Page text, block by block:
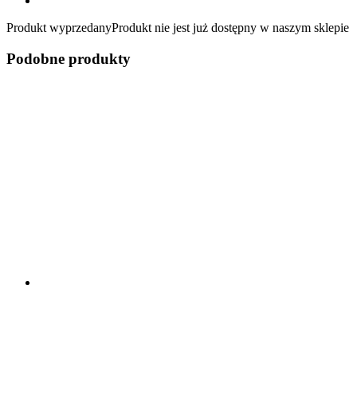
Produkt wyprzedanyProdukt nie jest już dostępny w naszym sklepie
Podobne produkty